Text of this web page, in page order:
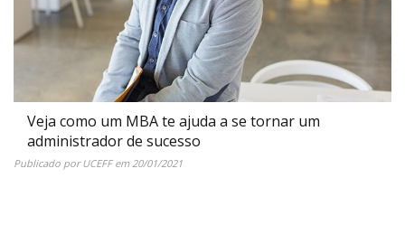
Veja como um MBA te ajuda a se tornar um
administrador de sucesso
Publicado porUCEFFem 20/01/2021